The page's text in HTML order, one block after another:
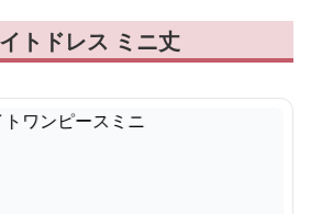
トドレス ミニ丈